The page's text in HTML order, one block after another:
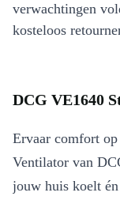
verwachtingen
kosteloos
DCG VE1640
Ervaar comfort
Ventilator van
jouw huis koelt